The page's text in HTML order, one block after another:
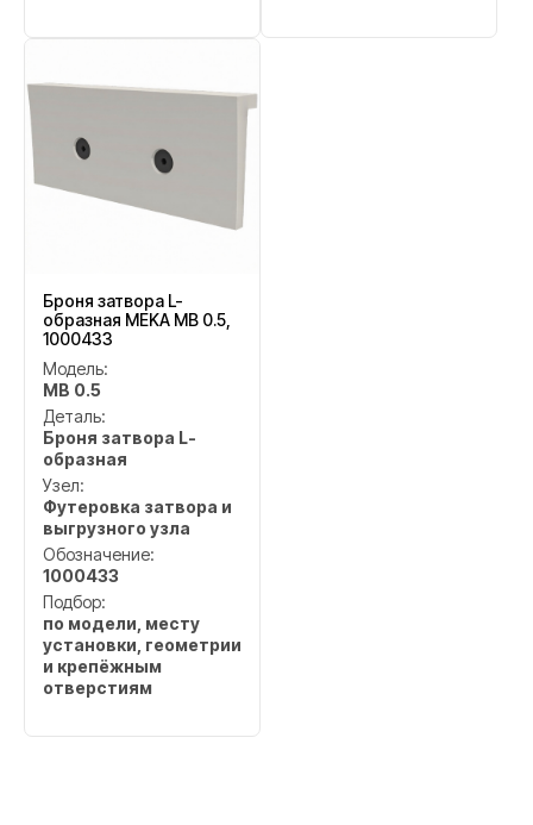
Броня затвора L-
образная MEKA MB 0.5,
1000433
Модель:
MB 0.5
Деталь:
Броня затвора L-
образная
Узел:
Футеровка затвора и
выгрузного узла
Обозначение:
1000433
Подбор:
по модели, месту
установки, геометрии
и крепёжным
отверстиям